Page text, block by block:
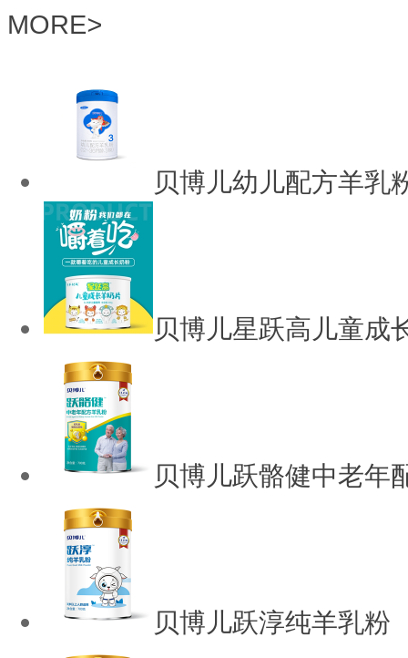
MORE>
贝博儿幼儿配方羊乳
贝博儿星跃高儿童成
贝博儿跃骼健中老年
贝博儿跃淳纯羊乳粉